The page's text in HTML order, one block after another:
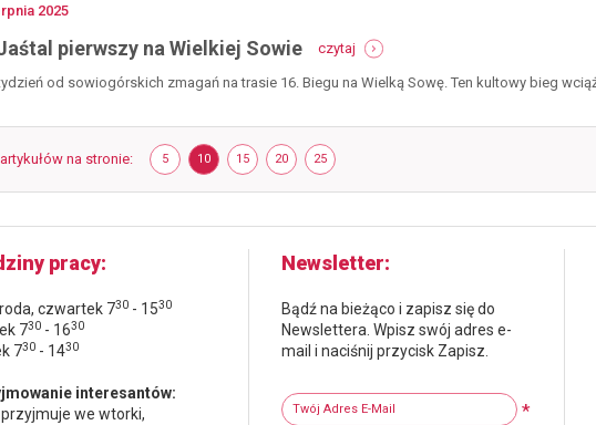
2025
pierwszy na Wielkiej Sowie czytaj
piotr
jaśtal
od sowiogórskich zmagań na trasie 16. Biegu na Wielką Sowę. Ten kultowy bieg
na stronie POKAŻ
5 ELEMENTÓW
NA
POKAŻ
10 ELEMENTÓW
NA
POKAŻ
15 ELEMENTÓW
NA
POKAŻ
20 ELEMENTÓW
NA
POKAŻ
25 ELEMENTÓW
NA
pracy
czwartek 730- 1530
730- 1630
730- 1430
interesantów:
we wtorki,
Newsletter
Bądź na bieżąco i zapisz się do
Newslettera. Wpisz swój adres e-
mail i naciśnij przycisk Zapisz.
Twój adres e-mail
*